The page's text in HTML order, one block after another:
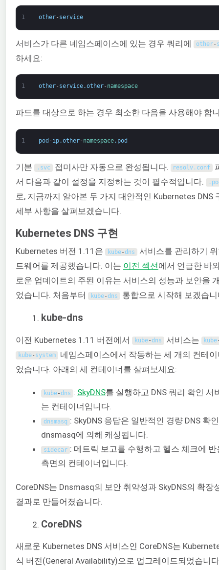
1 other-service
서비스가 다른 네임스페이스에 있는 경우 쿼리에 other-
하세요:
1 other-service.other-namespace
파드를 대상으로 하는 경우 최소한 다음을 사용해야 합
1 pod -ip.other-namespace. pod
기본 . svc 접미사만 자동으로 완성됩니다. resolv . conf
서 다음과 같이 설정을 지정하는 것이 필수적입니다.
.
로, 지금까지 알아본 두 가지 대안적인 Kubernetes DNS
세부 사항을 살펴보겠습니다.
Kubernetes DNS 구현
Kubernetes 버전 1.11은 kube-dns 서비스를 관리하기
트웨어를 제공했습니다. 이는 이전 섹션에서 언급한 바
로운 업데이트의 주된 이유는 서비스의 성능과 보안을
었습니다. 처음부터
kube-dns 통합으로 시작해 보겠습니
kube-dns
이전 Kubernetes 1.11 버전에서 kube-dns 서비스는 kube
kube- system 네임스페이스에서 작동하는 세 개의 컨테
었습니다. 아래의 세 컨테이너를 살펴보세요:
kube-dns : SkyDNS를 실행하고 DNS 쿼리 확인 서
는 컨테이너입니다.
dnsmasq : SkyDNS 응답은 일반적인 경량 DNS 확
dnsmasq에 의해 캐싱됩니다.
sidecar : 메트릭 보고를 수행하고 헬스 체크에
측면의 컨테이너입니다.
CoreDNS는 Dnsmasq의 보안 취약성과 SkyDNS의 확장
결과로 만들어졌습니다.
CoreDNS
새로운 Kubernetes DNS 서비스인 CoreDNS는
식 버전(General Availability)으로 업그레이드되었습니